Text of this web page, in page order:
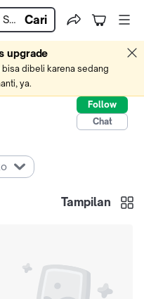
Cari
upgrade
dibeli karena sedang
ya.
Follow
Chat
Tampilan